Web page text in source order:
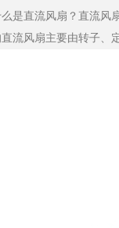
是直流风扇？直流风
流风扇主要由转子、定